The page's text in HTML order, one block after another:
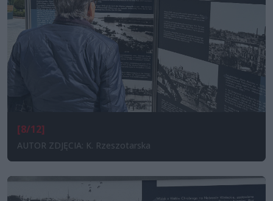
[8/12]
AUTOR ZDJĘCIA: K. Rzeszotarska